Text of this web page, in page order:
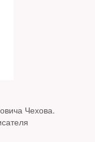
Чехова.